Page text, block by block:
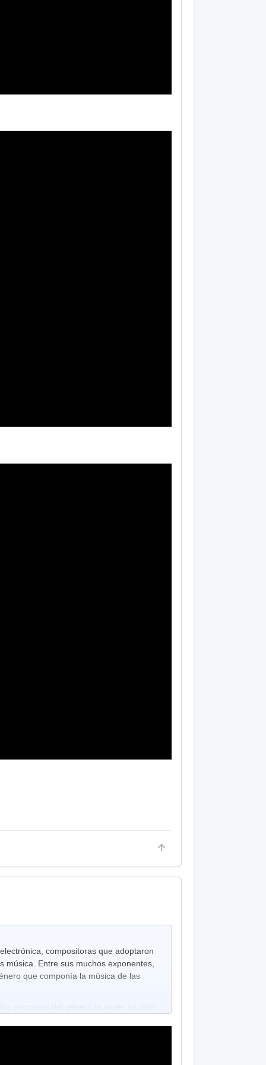
compositoras que adoptaron
Entre sus muchos exponentes,
que componía la música de las
principios del género la mujer ha sido